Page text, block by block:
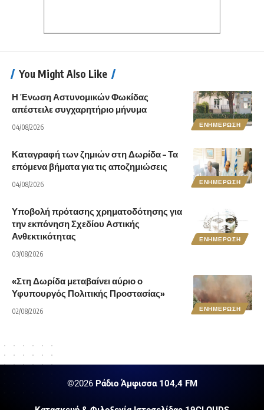
You Might Also Like
ΕΝΗΜΕΡΩΣΗ
Η Ένωση Αστυνομικών Φωκίδας
απέστειλε συγχαρητήριο μήνυμα
04/08/2026
ΕΝΗΜΕΡΩΣΗ
Καταγραφή των ζημιών στη Δωρίδα – Τα
επόμενα βήματα για τις αποζημιώσεις
04/08/2026
ΕΝΗΜΕΡΩΣΗ
Υποβολή πρότασης χρηματοδότησης για
την εκπόνηση Σχεδίου Αστικής
Ανθεκτικότητας
03/08/2026
ΕΝΗΜΕΡΩΣΗ
«Στη Δωρίδα μεταβαίνει αύριο ο
Υφυπουργός Πολιτικής Προστασίας»
02/08/2026
©2026Ράδιο Άμφισσα 104,4 FM